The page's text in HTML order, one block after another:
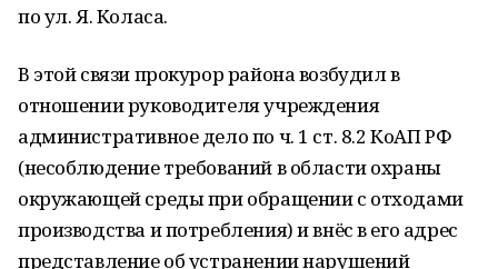
по ул. Я. Коласа.
В этой связи прокурор района возбудил в
отношении руководителя учреждения
административное дело по ч. 1 ст. 8.2 КоАП РФ
(несоблюдение требований в области охраны
окружающей среды при обращении с отходами
производства и потребления) и внёс в его адрес
представление об устранении нарушений